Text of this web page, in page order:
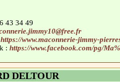
43 34 49
https://www.maconnerie-jimmy-
: https://www.facebook.com/pg/
DELTOUR